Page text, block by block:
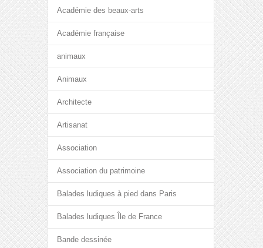
Académie des beaux-arts
Académie française
animaux
Animaux
Architecte
Artisanat
Association
Association du patrimoine
Balades ludiques à pied dans Paris
Balades ludiques Île de France
Bande dessinée